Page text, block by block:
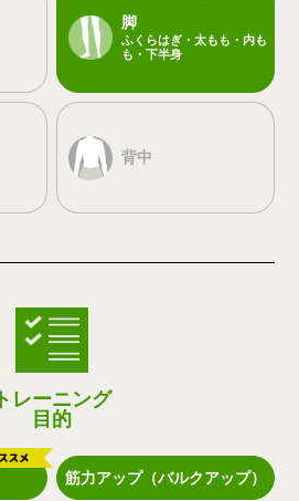
脚
ふくらはぎ・太もも・内も
も・下半身
背中
トレーニング
目的
筋力アップ（バルクアップ）